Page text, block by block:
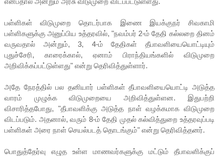
பள்ளிகள் விடுமுறை தொடர்பாக இணை இயக்குநர் சிவகாமி
பள்ளிகளுக்கு அனுப்பிய உத்தரவில், "நவம்பர் 2-ம் தேதி கல்லறை தினம்
வருவதால் அன்றும், 3, 4-ம் தேதிகள் தீபாவளியையொட்டியும்
புதுச்சேரி, காரைக்கால், ஏனாம் பிராந்தியங்களில் விடுமுறை
அறிவிக்கப்பட்டுள்ளது" என்று தெரிவித்துள்ளார்.
அதே நேரத்தில் பல தனியார் பள்ளிகள் தீபாவளியையொட்டி அடுத்த
வாரம் முழுக்க விடுமுறையை அறிவித்துள்ளன. இதுபற்றி
விசாரித்தபோது, "தீபாவளிக்கு அடுத்த நாள் வழக்கமாக விடுமுறை
விடப்படும். அதனால், வரும் 8-ம் தேதி முதல் கல்வித்துறை உத்தரவுப்படி
பள்ளிகள் அரை நாள் செயல்படத் தொடங்கும்" என்று தெரிவித்தனர்.
பொதுத்தேர்வு எழுத உள்ள மாணவர்களுக்கு மட்டும் தீபாவளிக்குப்